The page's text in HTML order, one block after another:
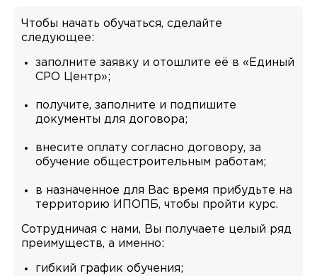
Чтобы начать обучаться, сделайте
следующее:
заполните заявку и отошлите её в «Единый
СРО Центр»;
получите, заполните и подпишите
документы для договора;
внесите оплату согласно договору, за
обучение общестроительным работам;
в назначенное для Вас время прибудьте на
территорию ИПОПБ, чтобы пройти курс.
Сотрудничая с нами, Вы получаете целый ряд
преимуществ, а именно:
гибкий график обучения;